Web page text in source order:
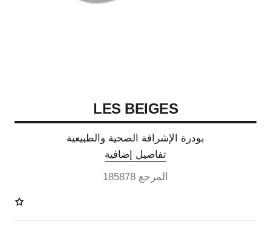
LES BEIGES
بودرة الإشراقة الصحية والطبيعية
تفاصيل إضافية
المرجع 185878